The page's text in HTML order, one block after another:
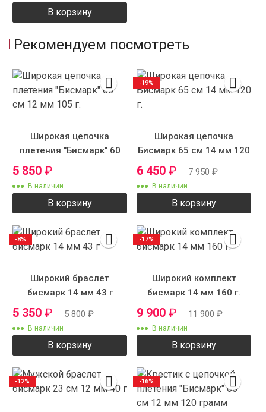
В корзину
Рекомендуем посмотреть
Широкая цепочка
плетения "Бисмарк" 60
см 12 мм 105 г.
5 850 ₽
В наличии
В корзину
Широкая цепочка
Бисмарк 65 см 14 мм 120
6 450 ₽ 7 950₽
В наличии
В корзину
-19%
Широкий браслет
бисмарк 14 мм 43 г
5 350 ₽ 5 800₽
В наличии
В корзину
-8%
Широкий комплект
бисмарк 14 мм 160 г.
9 900 ₽ 11 900₽
В наличии
В корзину
-17%
-12% -16%